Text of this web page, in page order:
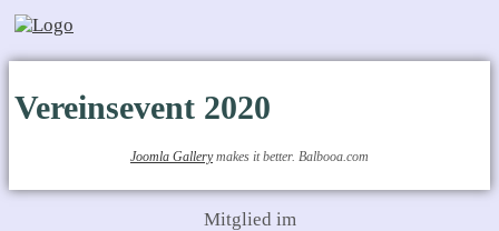
Vereinsevent 2020
Joomla Gallerymakes it better. Balbooa.com
Mitglied im